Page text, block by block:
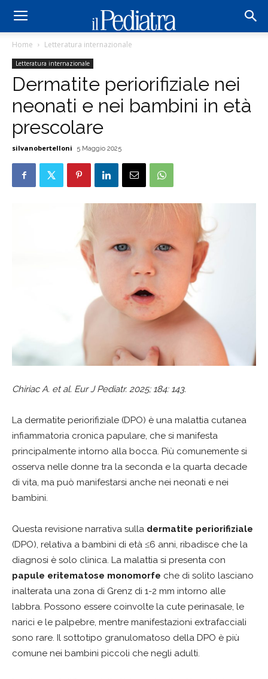
Home Letteratura internazionale
Letteratura internazionale
Dermatite periorifiziale nei
neonati e nei bambini in età
prescolare
silvanobertelloni 5 Maggio 2025
Chiriac A. et al. Eur J Pediatr. 2025; 184: 143.
La dermatite periorifiziale (DPO) è una malattia cutanea
infiammatoria cronica papulare, che si manifesta
principalmente intorno alla bocca. Più comunemente si
osserva nelle donne tra la seconda e la quarta decade
di vita, ma può manifestarsi anche nei neonati e nei
bambini.
Questa revisione narrativa sulla dermatite periorifiziale
(DPO), relativa a bambini di età ≤6 anni, ribadisce che la
diagnosi è solo clinica. La malattia si presenta con
papule eritematose monomorfe che di solito lasciano
inalterata una zona di Grenz di 1-2 mm intorno alle
labbra. Possono essere coinvolte la cute perinasale, le
narici e le palpebre, mentre manifestazioni extrafacciali
sono rare. Il sottotipo granulomatoso della DPO è più
comune nei bambini piccoli che negli adulti.